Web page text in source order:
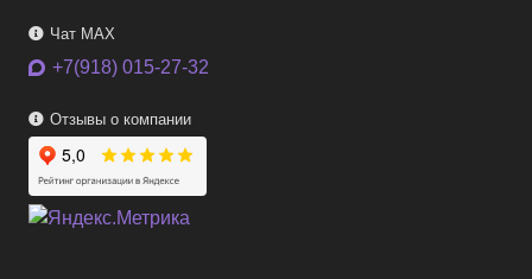
Чат MAX
+7(918) 015-27-32
Отзывы о компании